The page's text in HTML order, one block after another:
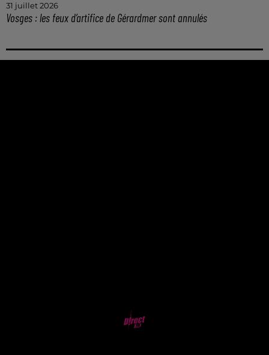
31 juillet 2026
Vosges : les feux d’artifice de Gérardmer sont annulés